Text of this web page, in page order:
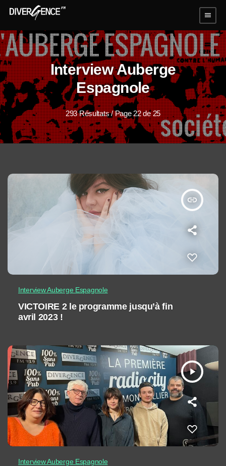
menu
Interview Auberge
Espagnole
293 Résultats / Page 22 de 25
insert_link
Interview Auberge Espagnole
VICTOIRE 2 le programme jusqu’à fin
avril 2023 !
play_arrow
Interview Auberge Espagnole